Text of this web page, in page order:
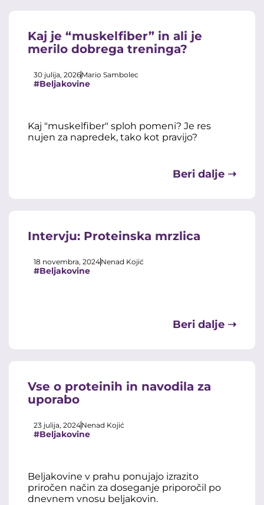
Kaj je “muskelfiber” in ali je
merilo dobrega treninga?
30 julija, 2026Mario Sambolec
#Beljakovine
Kaj "muskelfiber" sploh pomeni? Je res
nujen za napredek, tako kot pravijo?
Beri dalje ➝
Intervju: Proteinska mrzlica
18 novembra, 2024Nenad Kojić
#Beljakovine
Beri dalje ➝
Vse o proteinih in navodila za
uporabo
23 julija, 2024Nenad Kojić
#Beljakovine
Beljakovine v prahu ponujajo izrazito
priročen način za doseganje priporočil po
dnevnem vnosu beljakovin.